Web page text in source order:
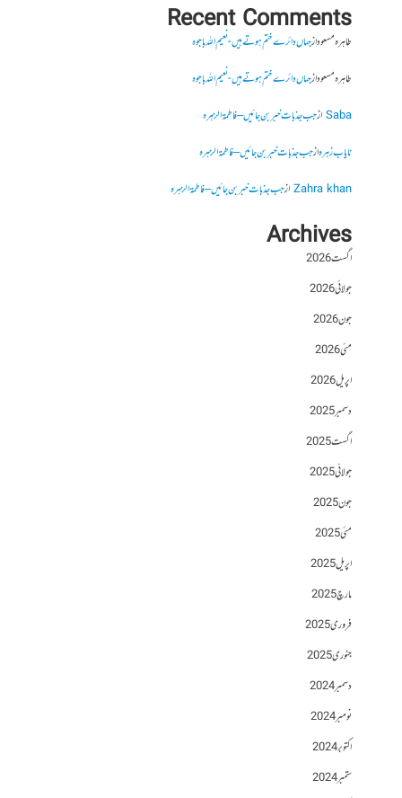
Recent Comments
طاہرہ مسعودازجہاں دائرے ختم ہوتے ہیں- نعیم اللہ باجوہ
طاہرہ مسعودازجہاں دائرے ختم ہوتے ہیں- نعیم اللہ باجوہ
Sabaازجب جذبات خبر بن جائیں – فاطمۃالزہرہ
نایاب زہرہازجب جذبات خبر بن جائیں – فاطمۃالزہرہ
Zahra khanازجب جذبات خبر بن جائیں – فاطمۃالزہرہ
Archives
اگست 2026
جولائی 2026
جون 2026
مئی 2026
اپریل 2026
دسمبر 2025
اگست 2025
جولائی 2025
جون 2025
مئی 2025
اپریل 2025
مارچ 2025
فروری 2025
جنوری 2025
دسمبر 2024
نومبر 2024
اکتوبر 2024
ستمبر 2024